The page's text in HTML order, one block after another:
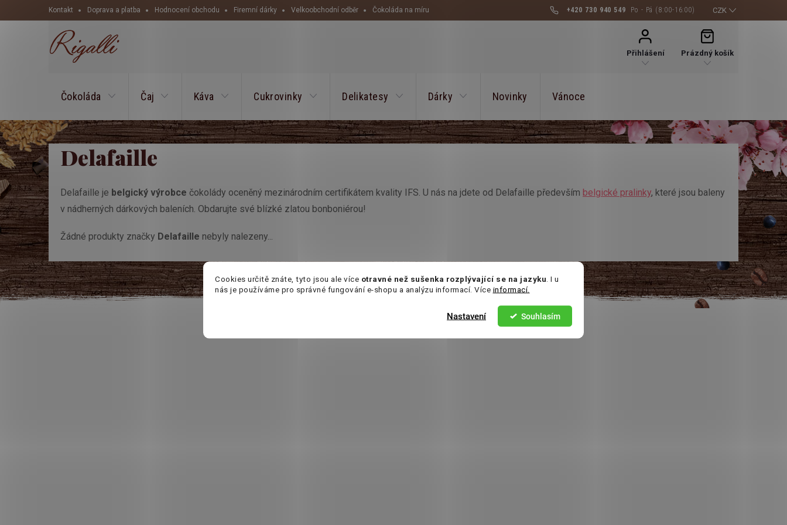
Cookies určitě znáte, tyto jsou ale více otravné než sušenka rozplývající se na jazyku . I u
nás je používáme pro správné fungování e-shopu a analýzu informací. Více informací.
Souhlasím
Nastavení
na
+420 730 940 549
Kontakt Doprava a platba Hodnocení obchodu Firemní dárky Velkoobchodní odběr Čokoláda na míru CZK
Přihlášení
KOŠÍK
Prázdný košík
Čokoláda Čaj Káva Cukrovinky Delikatesy Dárky Novinky Vánoce
Delafaille
Delafaille je belgický výrobce čokolády oceněný mezinárodním certifikátem kvality IFS. U nás na jdete od Delafaille především belgické pralinky, které jsou baleny
v nádherných dárkových baleních. Obdarujte své blízké zlatou bonboniérou!
Žádné produkty značky Delafaille nebyly nalezeny...